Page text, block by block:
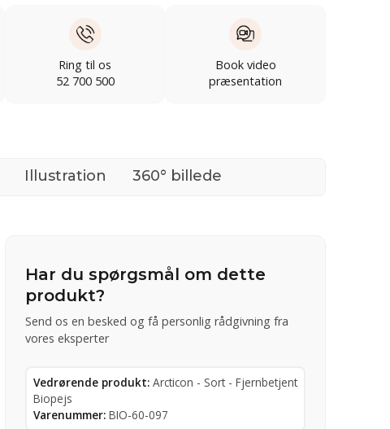
Ring til os
52 700 500
Book video
præsentation
Illustration 360° billede
Har du spørgsmål om dette
produkt?
Send os en besked og få personlig rådgivning fra
vores eksperter
Vedrørende produkt: Arcticon - Sort - Fjernbetjent
Biopejs
Varenummer: BIO-60-097